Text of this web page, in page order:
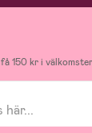
150 kr i